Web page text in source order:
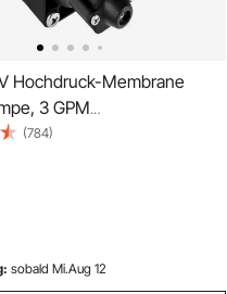
V Hochdruck-Membrane
3 GPM
Wasserpumpe aus
Max. Druck 45 psi
Selbstansaugend, mit
Boot
(784)
sobald Mi.Aug 12